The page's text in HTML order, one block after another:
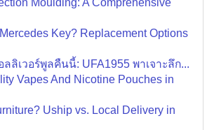
Moulding: A Comprehensive
Key? Replacement Options
ลลิเวอร์พูลคืนนี้: UFA1955 พาเจาะลึก...
Vapes And Nicotine Pouches in
Uship vs. Local Delivery in